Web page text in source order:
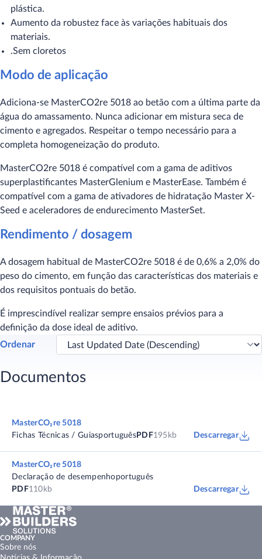
plástica.
Aumento da robustez face às variações habituais dos
materiais.
.Sem cloretos
Modo de aplicação
Adiciona-se MasterCO2re 5018 ao betão com a última parte da
água do amassamento. Nunca adicionar em mistura seca de
cimento e agregados. Respeitar o tempo necessário para a
completa homogeneização do produto.
MasterCO2re 5018 é compatível com a gama de aditivos
superplastificantes MasterGlenium e MasterEase. Também é
compatível com a gama de ativadores de hidratação Master X-
Seed e aceleradores de endurecimento MasterSet.
Rendimento / dosagem
A dosagem habitual de MasterCO2re 5018 é de 0,6% a 2,0% do
peso do cimento, em função das características dos materiais e
dos requisitos pontuais do betão.
É imprescindível realizar sempre ensaios prévios para a
definição da dose ideal de aditivo.
Ordenar
Documentos
MasterCO₂re 5018
Fichas Técnicas / GuiasportuguêsPDF195kb Descarregar
MasterCO₂re 5018
Declaração de desempenhoportuguês
PDF110kb Descarregar
COMPANY
Sobre nós